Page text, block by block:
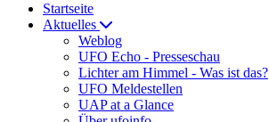
Startseite
Aktuelles
Weblog
UFO Echo - Presseschau
Lichter am Himmel - Was ist das?
UFO Meldestellen
UAP at a Glance